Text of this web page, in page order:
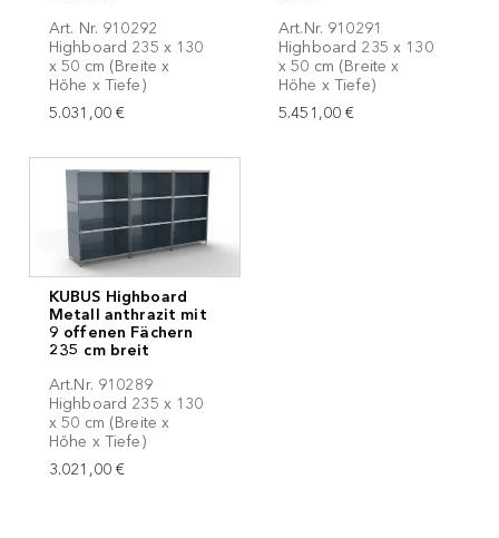
Art. Nr. 910292
Highboard 235 x 130
x 50 cm (Breite x
Höhe x Tiefe)
5.031,00 €
Art.Nr. 910291
Highboard 235 x 130
x 50 cm (Breite x
Höhe x Tiefe)
5.451,00 €
KUBUS Highboard
Metall anthrazit mit
9 offenen Fächern
235 cm breit
Art.Nr. 910289
Highboard 235 x 130
x 50 cm (Breite x
Höhe x Tiefe)
3.021,00 €